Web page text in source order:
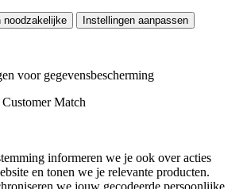
noodzakelijke Instellingen aanpassen
voor gegevensbescherming
Match
informeren we je ook over acties
en tonen we je relevante producten.